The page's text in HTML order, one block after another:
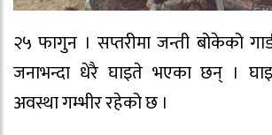
२५ फागुन । सप्तरीमा जन्ती बोकेको
जनाभन्दा धेरै घाइते भएका छन् ।
अवस्था गम्भीर रहेको छ ।